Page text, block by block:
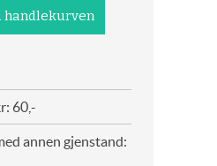
60,-
annen gjenstand: